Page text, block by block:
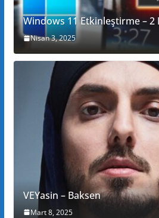
Windows 11 Etkinleştirme – 2
Nisan 3, 2025
VEYasin – Baksen
Mart 8, 2025